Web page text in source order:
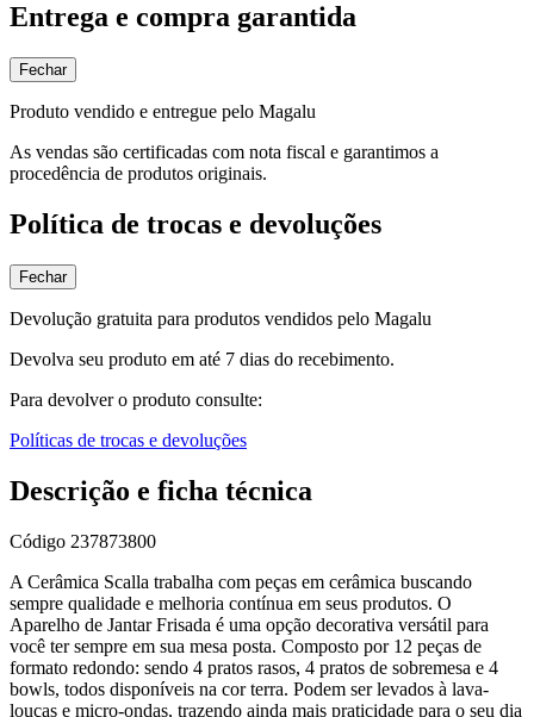
Entrega e compra garantida
Fechar
Produto vendido e entregue pelo Magalu
As vendas são certificadas com nota fiscal e garantimos a
procedência de produtos originais.
Política de trocas e devoluções
Fechar
Devolução gratuita para produtos vendidos pelo Magalu
Devolva seu produto em até 7 dias do recebimento.
Para devolver o produto consulte:
Políticas de trocas e devoluções
Descrição e ficha técnica
Código 237873800
A Cerâmica Scalla trabalha com peças em cerâmica buscando
sempre qualidade e melhoria contínua em seus produtos. O
Aparelho de Jantar Frisada é uma opção decorativa versátil para
você ter sempre em sua mesa posta. Composto por 12 peças de
formato redondo: sendo 4 pratos rasos, 4 pratos de sobremesa e 4
bowls, todos disponíveis na cor terra. Podem ser levados à lava-
louças e micro-ondas, trazendo ainda mais praticidade para o seu dia